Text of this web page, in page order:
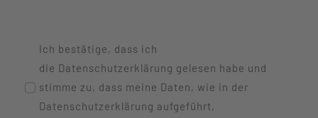
Ich bestätige, dass ich
die Datenschutzerklärung gelesen habe und
stimme zu, dass meine Daten, wie in der
Datenschutzerklärung aufgeführt,